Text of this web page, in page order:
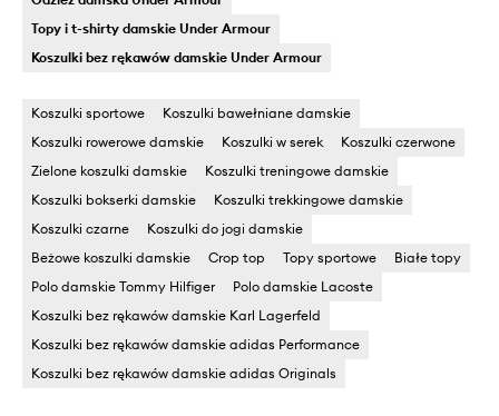
Topy i t-shirty damskie Under Armour
Koszulki bez rękawów damskie Under Armour
Koszulki sportowe
Koszulki bawełniane damskie
Koszulki rowerowe damskie
Koszulki w serek
Koszulki czerwone
Zielone koszulki damskie
Koszulki treningowe damskie
Koszulki bokserki damskie
Koszulki trekkingowe damskie
Koszulki czarne
Koszulki do jogi damskie
Beżowe koszulki damskie
Crop top Topy sportowe
Białe topy
Polo damskie Tommy Hilfiger
Polo damskie Lacoste
Koszulki bez rękawów damskie Karl Lagerfeld
Koszulki bez rękawów damskie adidas Performance
Koszulki bez rękawów damskie adidas Originals